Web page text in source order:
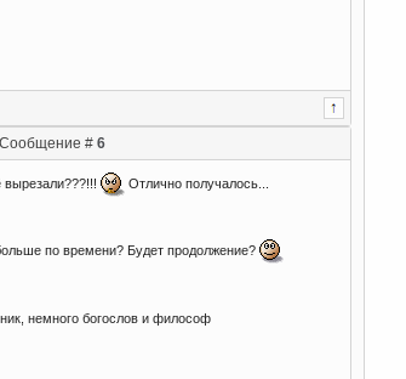
Сообщение # 6
Отлично получалось...
по времени? Будет продолжение?
немного богослов и философ